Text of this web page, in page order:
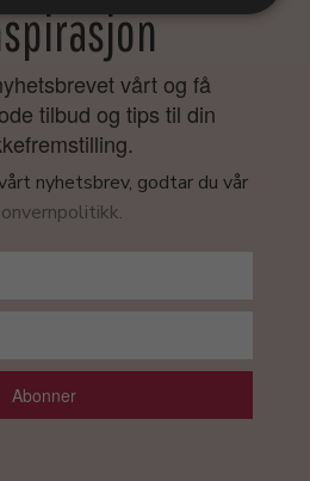
vårt og få
tilbud og tips til din
nyhetsbrev, godtar du vår
Abonner